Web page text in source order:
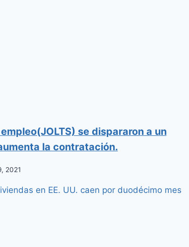
se dispararon a un
la contratación.
2021